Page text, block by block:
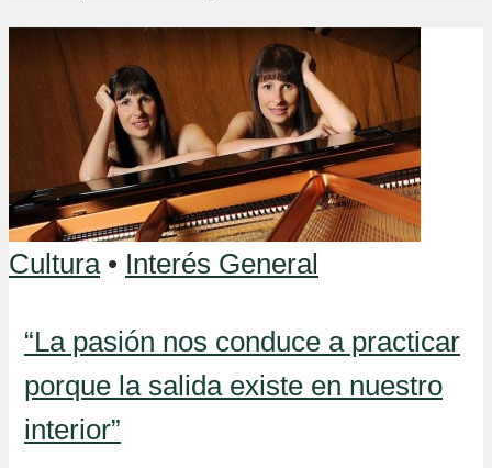
Cultura • Interés General
“La pasión nos conduce a practicar
porque la salida existe en nuestro
interior”